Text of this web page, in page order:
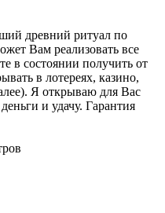
древний ритуал по
Вам реализовать все
в состоянии получить от
в лотереях, казино,
Я открываю для Вас
и удачу. Гарантия